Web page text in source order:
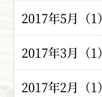
2017年5月（1）
2017年3月（1）
2017年2月（1）